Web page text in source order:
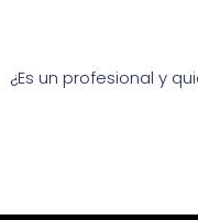
¿Es un profesional y